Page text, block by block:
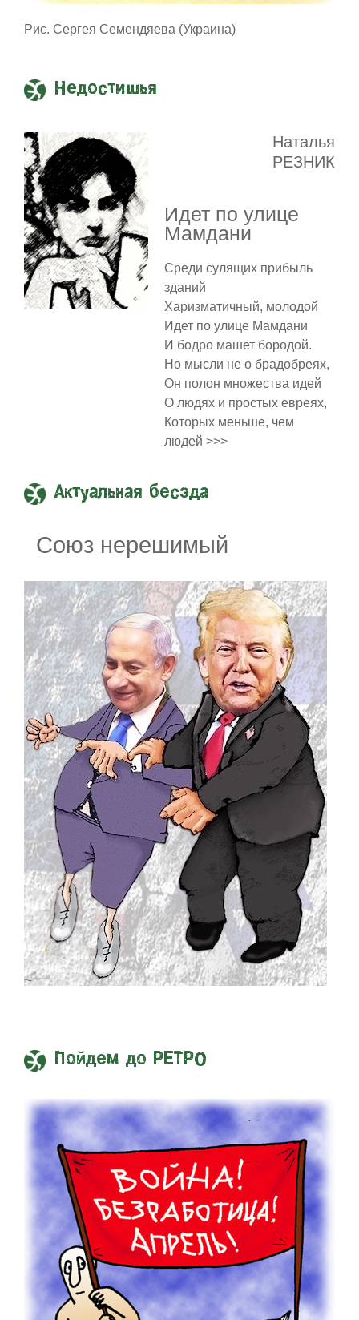
Рис. Сергея Семендяева (Украина)
Недостишья
Наталья
РЕЗНИК
Идет по улице
Мамдани
Среди сулящих прибыль
зданий
Харизматичный, молодой
Идет по улице Мамдани
И бодро машет бородой.
Но мысли не о брадобреях,
Он полон множества идей
О людях и простых евреях,
Которых меньше, чем
людей >>>
Актуальная бесэда
Союз нерешимый
Пойдем до РЕТРО